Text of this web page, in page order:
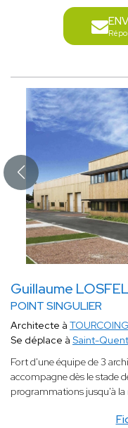
Guillaume
POINT SINGULIER
Architecte à
Se déplace à Saint-
Fort d'une équipe de 3
accompagne dès le stade
programmations jusqu'à la